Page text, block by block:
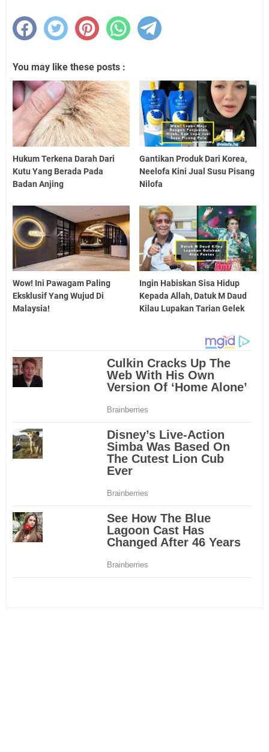
You may like these posts :
Hukum Terkena Darah Dari
Kutu Yang Berada Pada
Badan Anjing
Gantikan Produk Dari Korea,
Neelofa Kini Jual Susu Pisang
Nilofa
Wow! Ini Pawagam Paling
Eksklusif Yang Wujud Di
Malaysia!
Ingin Habiskan Sisa Hidup
Kepada Allah, Datuk M Daud
Kilau Lupakan Tarian Gelek